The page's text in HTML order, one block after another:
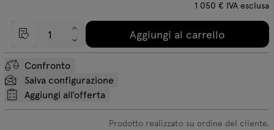
1 050 € IVA esclusa
Aggiungi al carrello
Confronto
Salva configurazione
Aggiungi all’offerta
Prodotto realizzato su ordine del cliente.